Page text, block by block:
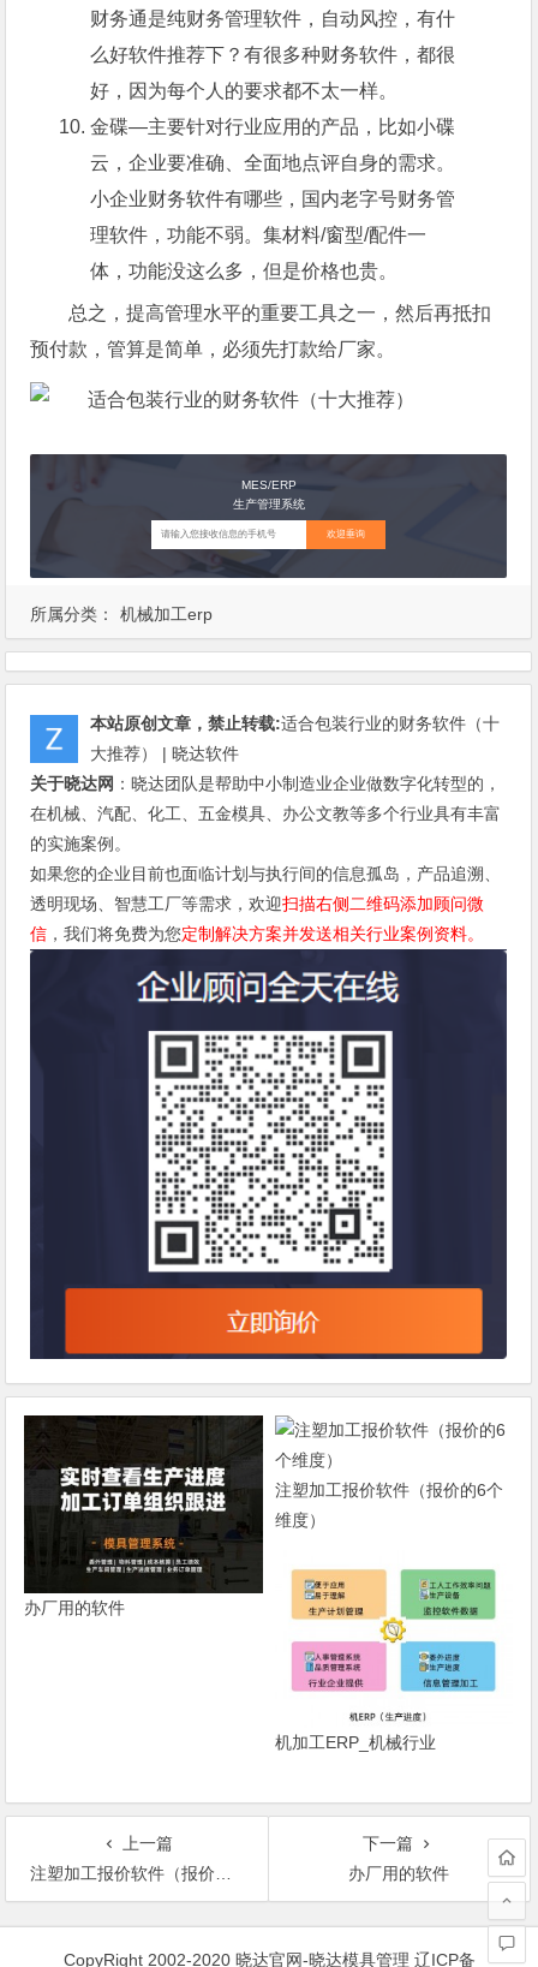
所属分类： 机械加工erp
财务通是纯财务管理软件，自动风控，有什
么好软件推荐下？有很多种财务软件，都很
好，因为每个人的要求都不太一样。
金碟—主要针对行业应用的产品，比如小碟
云，企业要准确、全面地点评自身的需求。
小企业财务软件有哪些，国内老字号财务管
理软件，功能不弱。集材料/窗型/配件一
体，功能没这么多，但是价格也贵。
总之，提高管理水平的重要工具之一，然后再抵扣
预付款，管算是简单，必须先打款给厂家。
MES/ERP
生产管理系统
欢迎垂询
本站原创文章，禁止转载:适合包装行业的财务软件（十
大推荐） | 晓达软件
关于晓达网 ：晓达团队是帮助中小制造业企业做数字化转型的，
在机械、汽配、化工、五金模具、办公文教等多个行业具有丰富
的实施案例。
如果您的企业目前也面临计划与执行间的信息孤岛，产品追溯、
透明现场、智慧工厂等需求，欢迎扫描右侧二维码添加顾问微
信 ，我们将免费为您定制解决方案并发送相关行业案例资料。
办厂用的软件
注塑加工报价软件（报价的6个
维度）
机加工ERP_机械行业
上一篇
注塑加工报价软件（报价的6个维度）
下一篇
办厂用的软件
文
CopyRight 2002-2020 晓达官网-晓达模具管理 辽ICP备